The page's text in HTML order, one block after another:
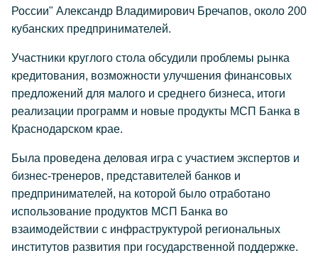
России" Александр Владимирович Бречапов, около 200
кубанских предпринимателей.
Участники круглого стола обсудили проблемы рынка
кредитования, возможности улучшения финансовых
предложений для малого и среднего бизнеса, итоги
реализации программ и новые продукты МСП Банка в
Краснодарском крае.
Была проведена деловая игра с участием экспертов и
бизнес-тренеров, представителей банков и
предпринимателей, на которой было отработано
использование продуктов МСП Банка во
взаимодействии с инфраструктурой региональных
институтов развития при государственной поддержке.